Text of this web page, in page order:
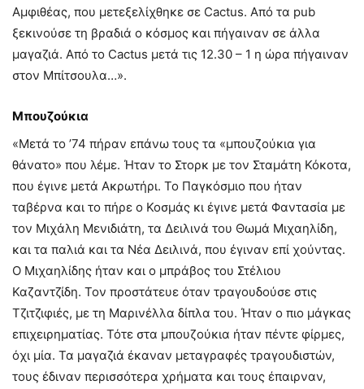
Αμφιθέας, που μετεξελίχθηκε σε Cactus. Από τα pub
ξεκινούσε τη βραδιά ο κόσμος και πήγαιναν σε άλλα
μαγαζιά. Από το Cactus μετά τις 12.30 – 1 η ώρα πήγαιναν
στον Μπίτσουλα…».
Μπουζούκια
«Μετά το ’74 πήραν επάνω τους τα «μπουζούκια για
θάνατο» που λέμε. Ήταν το Στορκ με τον Σταμάτη Κόκοτα,
που έγινε μετά Ακρωτήρι. Το Παγκόσμιο που ήταν
ταβέρνα και το πήρε ο Κοσμάς κι έγινε μετά Φαντασία με
τον Μιχάλη Μενιδιάτη, τα Δειλινά του Θωμά Μιχαηλίδη,
και τα παλιά και τα Νέα Δειλινά, που έγιναν επί χούντας.
Ο Μιχαηλίδης ήταν και ο μπράβος του Στέλιου
Καζαντζίδη. Τον προστάτευε όταν τραγουδούσε στις
Τζιτζιφιές, με τη Μαρινέλλα δίπλα του. Ήταν ο πιο μάγκας
επιχειρηματίας. Τότε στα μπουζούκια ήταν πέντε φίρμες,
όχι μία. Τα μαγαζιά έκαναν μεταγραφές τραγουδιστών,
τους έδιναν περισσότερα χρήματα και τους έπαιρναν,